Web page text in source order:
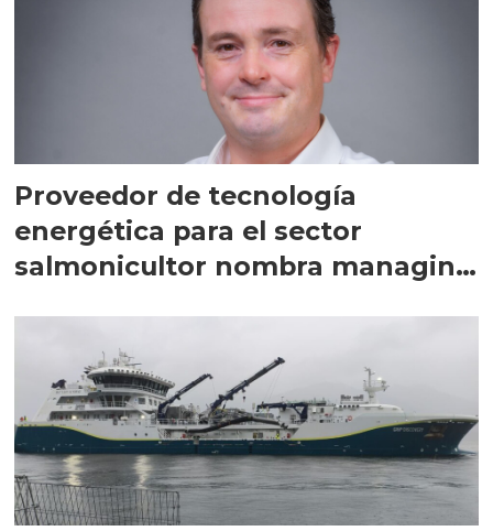
Proveedor de tecnología
energética para el sector
salmonicultor nombra managing